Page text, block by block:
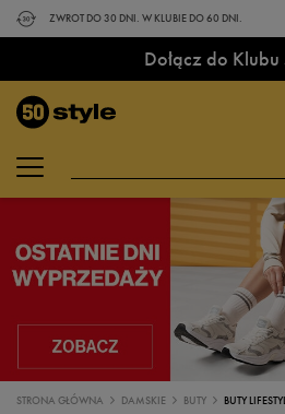
ZWROT DO 30 DNI. W KLUBIE DO 60 DNI.
Dołącz do Klubu
STRONA GŁÓWNA DAMSKIE BUTY BUTY